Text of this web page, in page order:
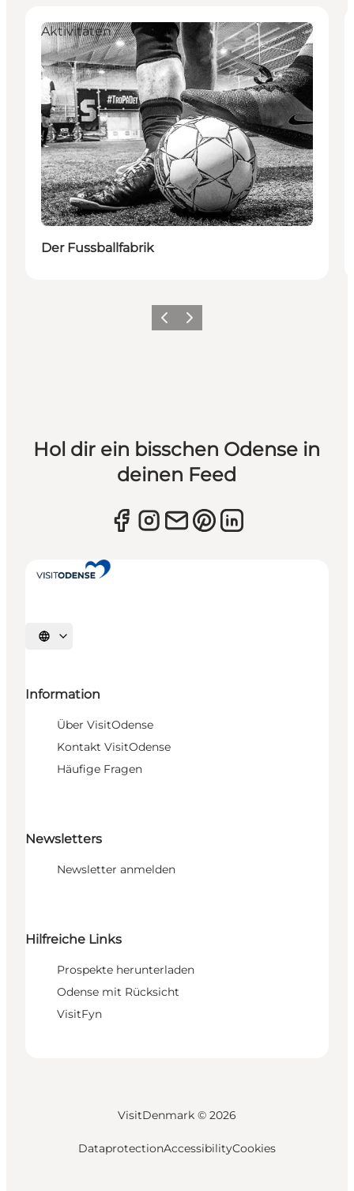
Aktivitäten
Der Fussballfabrik
ZurückWeiter
Hol dir ein bisschen Odense in
deinen Feed
Sprache auswählen
Information
Über VisitOdense
Kontakt VisitOdense
Häufige Fragen
Newsletters
Newsletter anmelden
Hilfreiche Links
Prospekte herunterladen
Odense mit Rücksicht
VisitFyn
VisitDenmark © 2026
DataprotectionAccessibilityCookies